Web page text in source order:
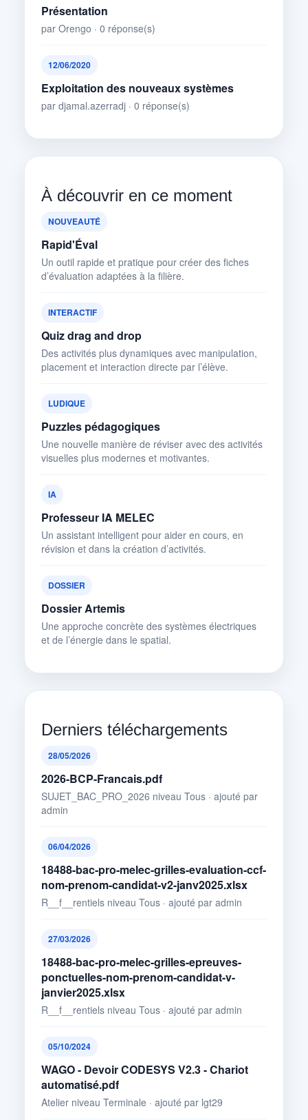
Présentation
par Orengo · 0 réponse(s)
12/06/2020
Exploitation des nouveaux systèmes
par djamal.azerradj · 0 réponse(s)
À découvrir en ce moment
NOUVEAUTÉ
Rapid'Éval
Un outil rapide et pratique pour créer des fiches
d’évaluation adaptées à la filière.
INTERACTIF
Quiz drag and drop
Des activités plus dynamiques avec manipulation,
placement et interaction directe par l’élève.
LUDIQUE
Puzzles pédagogiques
Une nouvelle manière de réviser avec des activités
visuelles plus modernes et motivantes.
IA
Professeur IA MELEC
Un assistant intelligent pour aider en cours, en
révision et dans la création d’activités.
DOSSIER
Dossier Artemis
Une approche concrète des systèmes électriques
et de l’énergie dans le spatial.
Derniers téléchargements
28/05/2026
2026-BCP-Francais.pdf
SUJET_BAC_PRO_2026 niveau Tous · ajouté par
admin
06/04/2026
18488-bac-pro-melec-grilles-evaluation-ccf-
nom-prenom-candidat-v2-janv2025.xlsx
R__f__rentiels niveau Tous · ajouté par admin
27/03/2026
18488-bac-pro-melec-grilles-epreuves-
ponctuelles-nom-prenom-candidat-v-
janvier2025.xlsx
R__f__rentiels niveau Tous · ajouté par admin
05/10/2024
WAGO - Devoir CODESYS V2.3 - Chariot
automatisé.pdf
Atelier niveau Terminale · ajouté par lgt29